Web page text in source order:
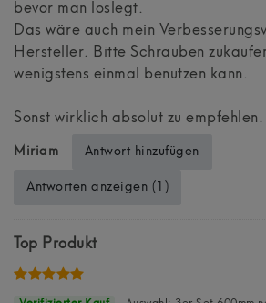
bevor man loslegt.
Das wäre auch mein
Hersteller. Bitte Schrauben
wenigstens einmal benutzen kann.
Sonst wirklich absolut zu empfehlen.
Miriam Antwort hinzufügen
Antworten anzeigen (1)
Top Produkt